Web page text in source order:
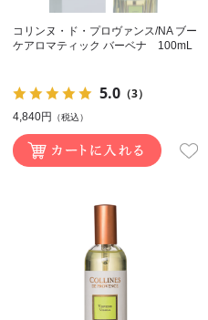
コリンヌ・ド・プロヴァンス/NA ブー
ケアロマティック バーベナ 100mL
5.0（3）
4,840円 （税込）